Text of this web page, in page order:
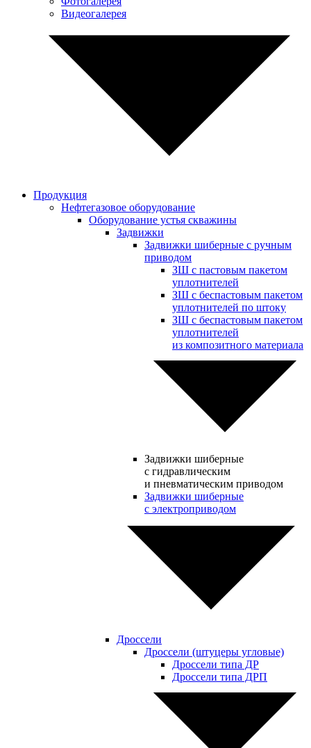
Видеогалерея
Продукция
Нефтегазовое оборудование
Оборудование устья скважины
Задвижки
Задвижки шиберные с ручным
приводом
ЗШ с пастовым пакетом
уплотнителей
ЗШ с беспастовым пакетом
уплотнителей по штоку
ЗШ с беспастовым пакетом
уплотнителей
из композитного материала
Задвижки шиберные
с гидравлическим
и пневматическим приводом
Задвижки шиберные
с электроприводом
Дроссели
Дроссели (штуцеры угловые)
Дроссели типа ДР
Дроссели типа ДРП